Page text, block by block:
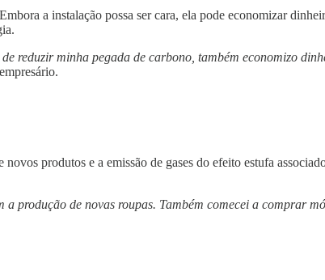
a instalação possa ser cara, ela pode economizar
reduzir minha pegada de carbono, também economizo
produtos e a emissão de gases do efeito estufa
produção de novas roupas. Também comecei a comprar